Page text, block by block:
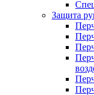
Защита